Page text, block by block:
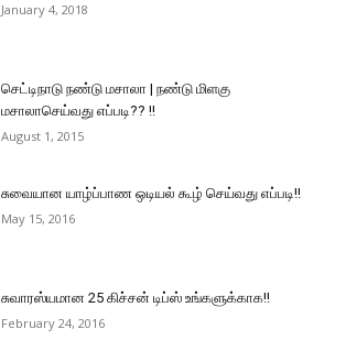
January 4, 2018
செட்டிநாடு நண்டு மசாலா | நண்டு மிளகு
மசாலாசெய்வது எப்படி?? !!
August 1, 2015
சுவையான யாழ்ப்பாண ஒடியல் கூழ் செய்வது எப்படி!!
May 15, 2016
சுவாரஸ்யமான 25 கிச்சன் டிப்ஸ் உங்களுக்காக!!
February 24, 2016